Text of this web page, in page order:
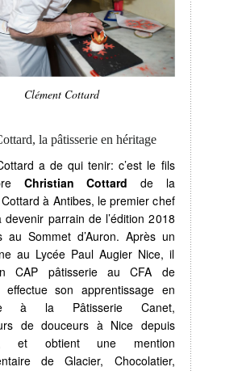
Clément Cottard
la pâtisserie en héritage
a de qui tenir: c’est le fils
Christian Cottard de la
à Antibes, le premier chef
devenir parrain de l’édition 2018
au Sommet d’Auron. Après un
au Lycée Paul Augier Nice, il
CAP pâtisserie au CFA de
son apprentissage en
à la Pâtisserie Canet,
de douceurs à Nice depuis
et obtient une mention
de Glacier, Chocolatier,